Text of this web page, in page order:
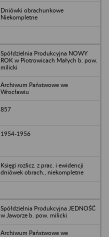
Dniówki obrachunkowe
Niekompletne
Spółdzielnia Produkcyjna NOWY
ROK w Piotrowicach Małych b. pow.
milicki
Archiwum Państwowe we
Wrocławiu
857
1954-1956
Księgi rozlicz. z prac. i ewidencji
dniówek obrach., niekompletne
Spółdzielnia Produkcyjna JEDNOŚĆ
w Jaworze b. pow. milicki
Archiwum Państwowe we